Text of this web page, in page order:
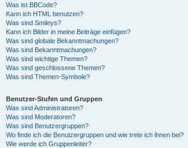
Was ist BBCode?
Kann ich HTML benutzen?
Was sind Smileys?
Kann ich Bilder in meine Beiträge einfügen?
Was sind globale Bekanntmachungen?
Was sind Bekanntmachungen?
Was sind wichtige Themen?
Was sind geschlossene Themen?
Was sind Themen-Symbole?
Benutzer-Stufen und Gruppen
Was sind Administratoren?
Was sind Moderatoren?
Was sind Benutzergruppen?
Wo finde ich die Benutzergruppen und wie trete ich ihnen bei?
Wie werde ich Gruppenleiter?